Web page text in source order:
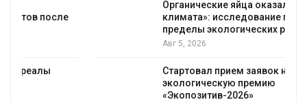
Органические яйца оказались «хуже для
климата»: исследование показало
пределы экологических расчётов
Стартовал прием заявок на
экологическую премию
«Экопозитив-2026»